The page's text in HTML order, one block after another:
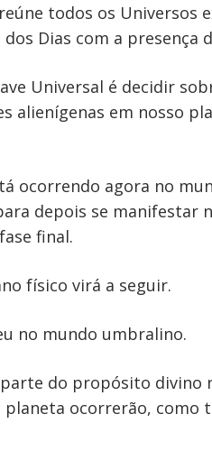
todos os Universos
Dias com a presença
Universal é decidir
alienígenas em nosso
ocorrendo agora no
depois se manifestar
final.
físico virá a seguir.
no mundo umbralino.
do propósito divino
planeta ocorrerão, como